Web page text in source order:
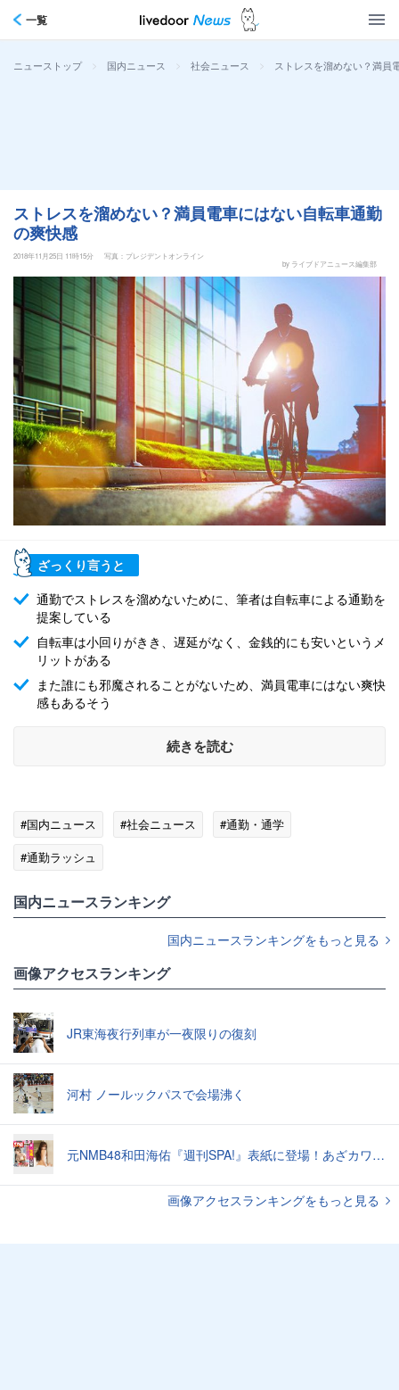
一覧
ニューストップ > 国内ニュース > 社会ニュース > ストレスを溜めない？満員
ストレスを溜めない？満員電車にはない自転車通勤
の爽快感
2018年11月25日 11時15分
写真：プレジデントオンライン
by ライブドアニュース編集部
ざっくり言うと
通勤でストレスを溜めないために、筆者は自転車による通勤を
提案している
自転車は小回りがきき、遅延がなく、金銭的にも安いというメ
リットがある
また誰にも邪魔されることがないため、満員電車にはない爽快
感もあるそう
続きを読む
#国内ニュース #社会ニュース
#通勤・通学
#通勤ラッシュ
国内ニュースランキング
国内ニュースランキングをもっと見る
画像アクセスランキング
JR東海夜行列車が一夜限りの復刻
河村 ノールックパスで会場沸く
元NMB48和田海佑『週刊SPA!』表紙に登場！あざカワ新婚生活グラビアで読者全員TKO負け♡
画像アクセスランキングをもっと見る